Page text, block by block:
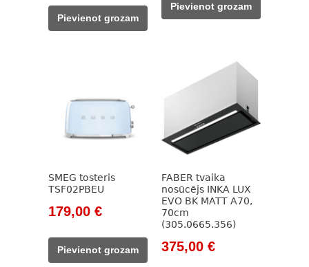
was:
493,00 €.
408,00 €.
Pievienot grozam
138,00 €.
119,00 €.
Pievienot grozam
SMEG tosteris
TSF02PBEU
Original
was:
205,00 €.
179,00 €Current
179,00 €.
Pievienot grozam
FABER tvaika
nosūcējs INKA LUX
EVO BK MATT A70,
70cm
(305.0665.356)
Original
375,00 €Current